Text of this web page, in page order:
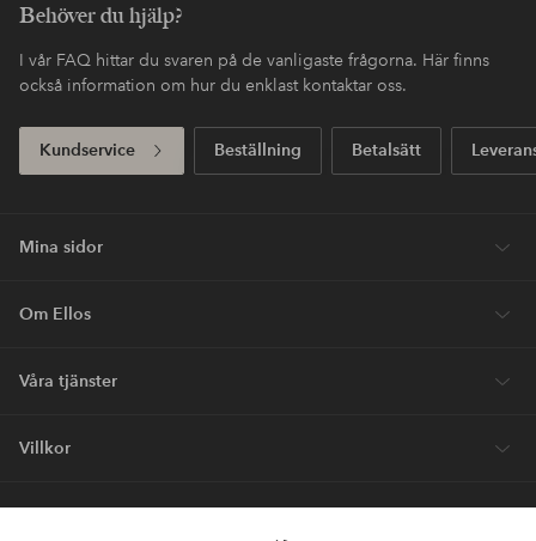
Behöver du hjälp?
I vår FAQ hittar du svaren på de vanligaste frågorna. Här finns
också information om hur du enklast kontaktar oss.
Kundservice Beställning Betalsätt
Mina sidor
Om Ellos
Våra tjänster
Villkor
Vänner